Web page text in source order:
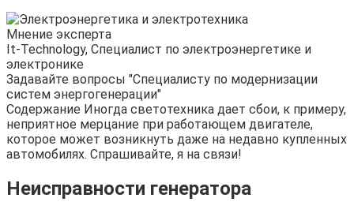
Мнение эксперта
It-Technology, Cпециалист по электроэнергетике и
электронике
Задавайте вопросы "Специалисту по модернизации
систем энергогенерации"
Содержание Иногда светотехника дает сбои, к примеру,
неприятное мерцание при работающем двигателе,
которое может возникнуть даже на недавно купленных
автомобилях. Спрашивайте, я на связи!
Неисправности генератора